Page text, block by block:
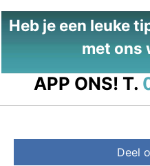
Heb je een leuke
met ons
APP ONS! T.
Deel